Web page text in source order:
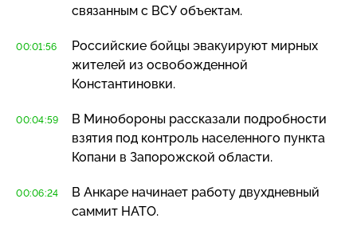
связанным с ВСУ объектам.
00:01:56
Российские бойцы эвакуируют мирных
жителей из освобожденной
Константиновки.
00:04:59
В Минобороны рассказали подробности
взятия под контроль населенного пункта
Копани в Запорожской области.
00:06:24
В Анкаре начинает работу двухдневный
саммит НАТО.